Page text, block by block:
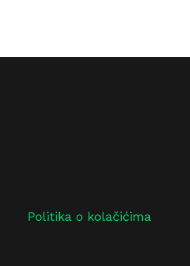
Politika o kolačićima